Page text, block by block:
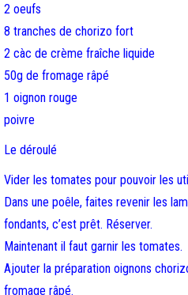
2 oeufs
8 tranches de chorizo fort
2 càc de crème fraîche liquide
50g de fromage râpé
1 oignon rouge
poivre
Le déroulé
Vider les tomates pour pouvoir les
Dans une poêle, faites revenir les
fondants, c’est prêt. Réserver.
Maintenant il faut garnir les tomates.
Ajouter la préparation oignons
fromage râpé.